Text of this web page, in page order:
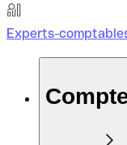
Experts-